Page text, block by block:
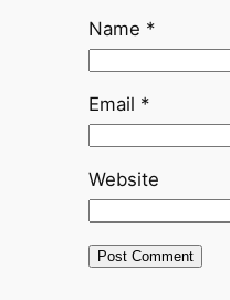
Name *
Email *
Website